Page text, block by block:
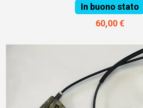
In buono stato
60,00 €